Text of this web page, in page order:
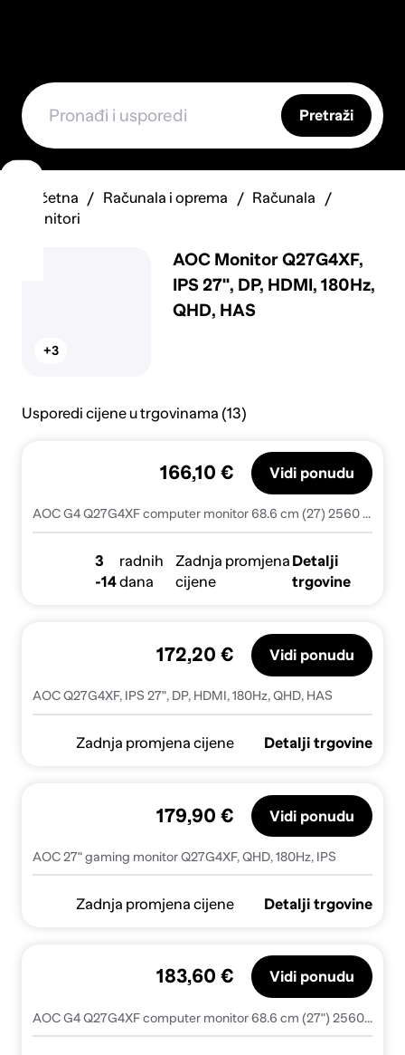
Pretraži
Početna Računala i oprema
Računala
Monitori
+3
AOC Monitor Q27G4XF,
IPS 27", DP, HDMI, 180Hz,
QHD, HAS
Usporedi cijene u trgovinama (13)
AOC G4 Q27G4XF computer monitor 68.6 cm (27) 2560 x 1440 pixels Quad HD LED Black, Grey
166,10 € Vidi ponudu
3
-14
radnih
dana
Zadnja promjena
cijene
Detalji
trgovine
AOC Q27G4XF, IPS 27", DP, HDMI, 180Hz, QHD, HAS
172,20 € Vidi ponudu
Zadnja promjena cijene Detalji trgovine
AOC 27" gaming monitor Q27G4XF, QHD, 180Hz, IPS
179,90 € Vidi ponudu
Zadnja promjena cijene Detalji trgovine
AOC G4 Q27G4XF computer monitor 68.6 cm (27") 2560 x 1440 pixels Quad HD LED Black, Grey
183,60 € Vidi ponudu